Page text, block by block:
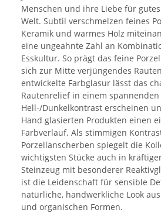
Menschen und ihre Liebe für
Welt. Subtil verschmelzen feines
Keramik und warmes Holz
eine ungeahnte Zahl an
Esskultur. So prägt das feine
sich zur Mitte verjüngendes
entwickelte Farbglasur lässt das
Rautenrelief in einem spannenden
Hell-/Dunkelkontrast erscheinen
Hand glasierten Produkten einen
Farbverlauf. Als stimmigen
Porzellanscherben spiegelt die
wichtigsten Stücke auch in
Steinzeug mit besonderer
ist die Leidenschaft für sensible
natürliche, handwerkliche Look
und organischen Formen.